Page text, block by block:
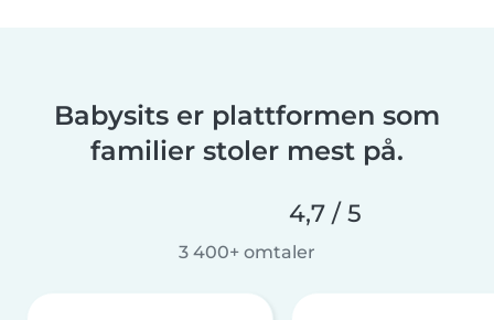
Babysits er plattformen som
familier stoler mest på.
4,7 / 5
3 400+ omtaler